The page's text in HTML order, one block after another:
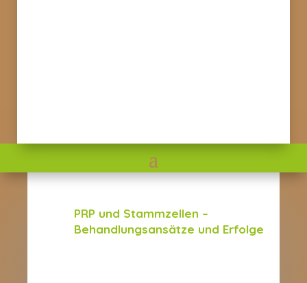
PRP und Stammzellen –
Behandlungsansätze und Erfolge